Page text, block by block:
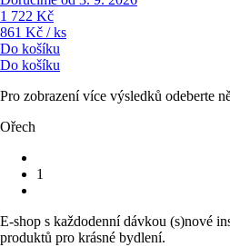
1 722 Kč
861 Kč / ks
Do košíku
Do košíku
Pro zobrazení více výsledků odeberte
Ořech
1
E-shop s každodenní dávkou (s)nové
produktů pro krásné bydlení.